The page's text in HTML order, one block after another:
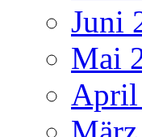
Juni
Mai
April